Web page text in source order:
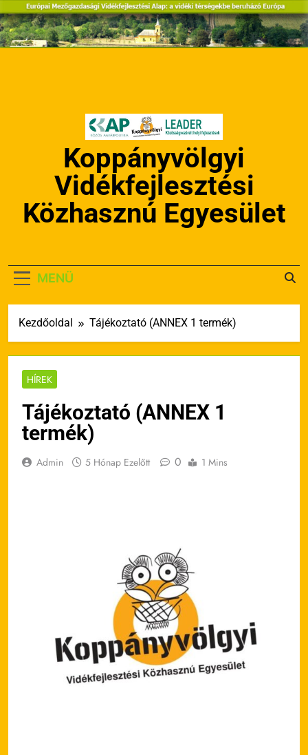
Ugrás
a
tartalomra
Koppányvölgyi
Vidékfejlesztési
Közhasznú Egyesület
MENÜ
Kezdőoldal Tájékoztató (ANNEX 1 termék)
HÍREK
Tájékoztató (ANNEX 1
termék)
Admin 5 Hónap Ezelőtt 0 1 Mins